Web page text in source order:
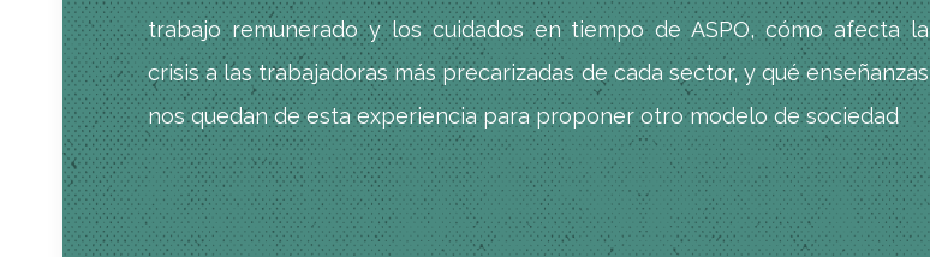
trabajo remunerado y los cuidados en tiempo de ASPO, cómo afecta la
crisis a las trabajadoras más precarizadas de cada sector, y qué enseñanzas
nos quedan de esta experiencia para proponer otro modelo de sociedad